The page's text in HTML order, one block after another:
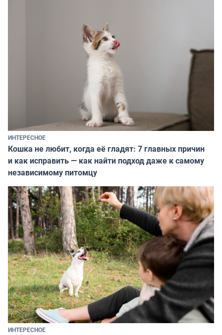
ИНТЕРЕСНОЕ
Кошка не любит, когда её гладят: 7 главных причин
и как исправить — как найти подход даже к самому
независимому питомцу
ИНТЕРЕСНОЕ